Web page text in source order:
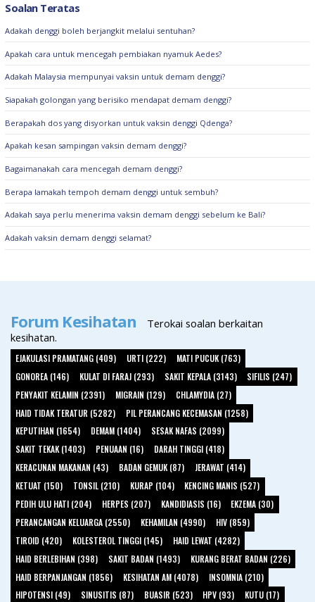
Soalan Teratas
Adakah denggi boleh berjangkit melalui sentuhan?
Apakah cara untuk mencegah pembiakan nyamuk Aedes?
Adakah Malaysia mempunyai vaksin untuk demam denggi?
Siapakah golongan yang berisiko mendapat demam denggi?
Berapakah dos yang disyorkan untuk vaksin denggi Qdenga?
Apakah kesan sampingan vaksin demam denggi?
Bagaimanakah cara mencegah demam denggi?
Berapa lamakah tempoh demam denggi untuk sembuh?
Adakah saya perlu menerima vaksin demam denggi sebelum ke Bali?
Adakah vaksin demam denggi selamat?
Forum Kesihatan
Terokai soalan berkaitan
kesihatan.
EJAKULASI PRAMATANG (409) URTI (222)
MATI PUCUK (763)
GONOREA (146)
KULAT DI FARAJ (293) SAKIT KEPALA (3143)
SIFILIS (247)
PENYAKIT KELAMIN (2391)
MIGRAIN (129)
CHLAMYDIA (27)
HAID TIDAK TERATUR (5282)
PIL PERANCANG KECEMASAN (1258)
KEPUTIHAN (1654)
DEMAM (1404)
SESAK NAFAS (2099)
SAKIT TEKAK (1403)
PENUAAN (16)
DARAH TINGGI (418)
KERACUNAN MAKANAN (43)
BADAN GEMUK (87)
JERAWAT (414)
KETUAT (150)
TONSIL (210) KURAP (104)
KENCING MANIS (527)
PEDIH ULU HATI (204)
HERPES (207) KANDIDIASIS (16)
EKZEMA (30)
PERANCANGAN KELUARGA (2550)
KEHAMILAN (4990)
HIV (859)
TIROID (420)
KOLESTEROL TINGGI (145)
HAID LEWAT (4282)
HAID BERLEBIHAN (398)
SAKIT BADAN (1493)
KURANG BERAT BADAN (226)
HAID BERPANJANGAN (1856)
KESIHATAN AM (4078)
INSOMNIA (210)
HIPOTENSI (49)
SINUSITIS (87) BUASIR (523) HPV (93)
KUTU (17)